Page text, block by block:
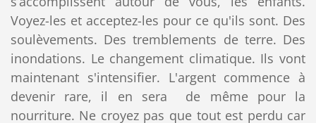
Voyez-les et acceptez-les pour ce qu'ils sont. Des
soulèvements. Des tremblements de terre. Des
inondations. Le changement climatique. Ils vont
maintenant s'intensifier. L'argent commence à
devenir rare, il en sera de même pour la
nourriture. Ne croyez pas que tout est perdu car